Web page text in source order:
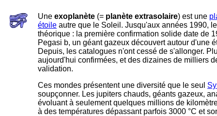
Une exoplanète (= planète extrasolaire) est une
étoile autre que le Soleil. Jusqu'aux années 1990,
théorique : la première confirmation solide date de
Pegasi b, un géant gazeux découvert autour d'une
Depuis, les catalogues n'ont cessé de s'allonger.
aujourd'hui confirmées, et des dizaines de milliers
validation.
Ces mondes présentent une diversité que le seul
soupçonner. Les jupiters chauds, géants gazeux,
évoluant à seulement quelques millions de
à des températures dépassant parfois 3000 °C et